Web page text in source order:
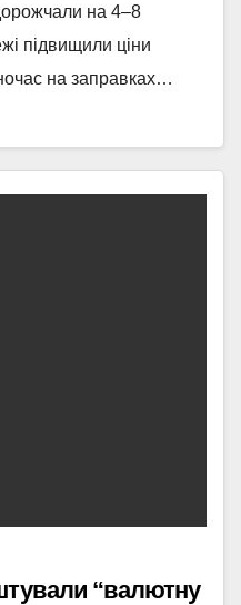
на 4–8
підвищили ціни
на заправках…
“валютну